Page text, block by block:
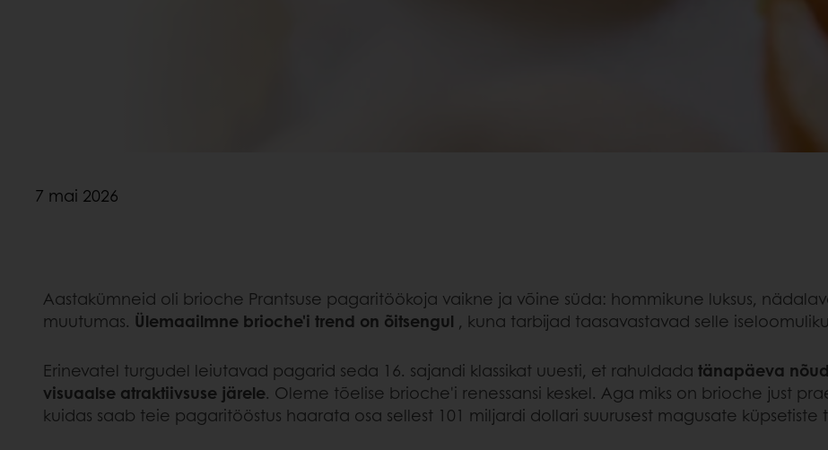
7 mai 2026
Aastakümneid oli brioche Prantsuse pagaritöökoja vaikne ja võine süda: hommikune luksus,
muutumas. Ülemaailmne brioche'i trend on õitsengul , kuna tarbijad taasavastavad selle
Erinevatel turgudel leiutavad pagarid seda 16. sajandi klassikat uuesti, et rahuldada tänapäeva
visuaalse atraktiivsuse järele. Oleme tõelise brioche'i renessansi keskel. Aga miks on brioche just
kuidas saab teie pagaritööstus haarata osa sellest 101 miljardi dollari suurusest magusate küpsetiste